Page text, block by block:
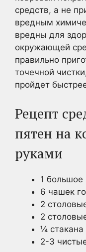
средств, а не
вредным
вредны для
окружающей
правильно
точечной
пройдет
Рецепт
пятен на
руками
1 большое
6 чашек
2
2
¼ стакана
2-3